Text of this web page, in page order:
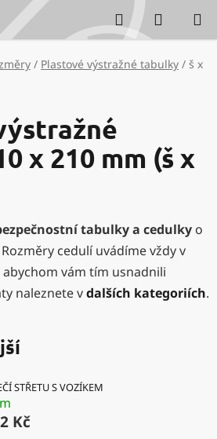
Hledat
KOŠÍK
/ Plastové výstražné tabulky / š x
x 210 mm (š x
tabulky a cedulky o
Rozměry cedulí uvádíme vždy v
abychom vám tím usnadnili
naleznete vdalších kategoriích.
STŘETU S VOZÍKEM
Kč